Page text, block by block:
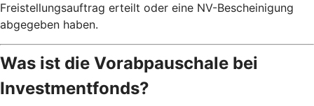
Freistellungsauftrag erteilt oder eine NV-Bescheinigung
abgegeben haben.
Was ist die Vorabpauschale bei
Investmentfonds?